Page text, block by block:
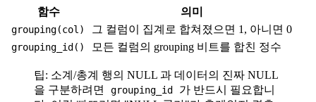
함수 의미
grouping(col) 그 컬럼이 집계로 합쳐졌으면 1, 아니면 0
grouping_id() 모든 컬럼의 grouping 비트를 합친 정수
팁: 소계/총계 행의 NULL 과 데이터의 진짜 NULL
을 구분하려면
grouping_id
가 반드시 필요합니